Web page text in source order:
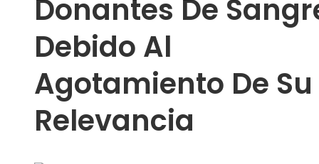
Donantes De
Debido Al
Agotamiento De Su
Relevancia